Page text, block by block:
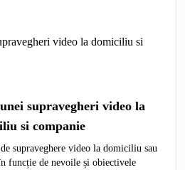
supravegheri video la
si companie
supraveghere video la domiciliu sau
funcție de nevoile și obiectivele